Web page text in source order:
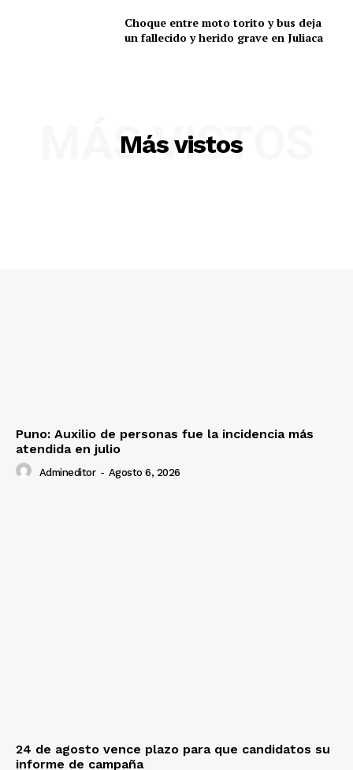
Choque entre moto torito y bus deja
un fallecido y herido grave en Juliaca
Más vistos
MÁS VISTOS
Puno: Auxilio de personas fue la incidencia más
atendida en julio
Admineditor - Agosto 6, 2026
24 de agosto vence plazo para que candidatos su
informe de campaña